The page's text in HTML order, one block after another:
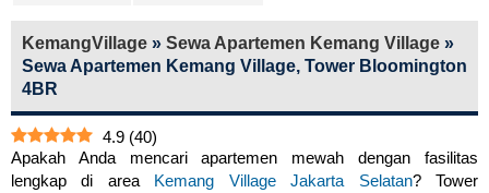
KemangVillage » Sewa Apartemen Kemang Village »
Sewa Apartemen Kemang Village, Tower Bloomington
4BR
4.9 (40)
Apakah Anda mencari apartemen mewah dengan fasilitas
lengkap di area Kemang Village Jakarta Selatan? Tower